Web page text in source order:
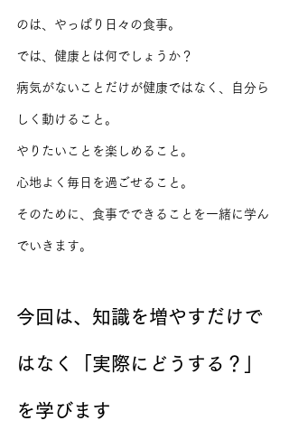
のは、やっぱり日々の食事。
では、健康とは何でしょうか？
病気がないことだけが健康ではなく、自分ら
しく動けること。
やりたいことを楽しめること。
心地よく毎日を過ごせること。
そのために、食事でできることを一緒に学ん
でいきます。
今回は、知識を増やすだけで
はなく「実際にどうする？」
を学びます